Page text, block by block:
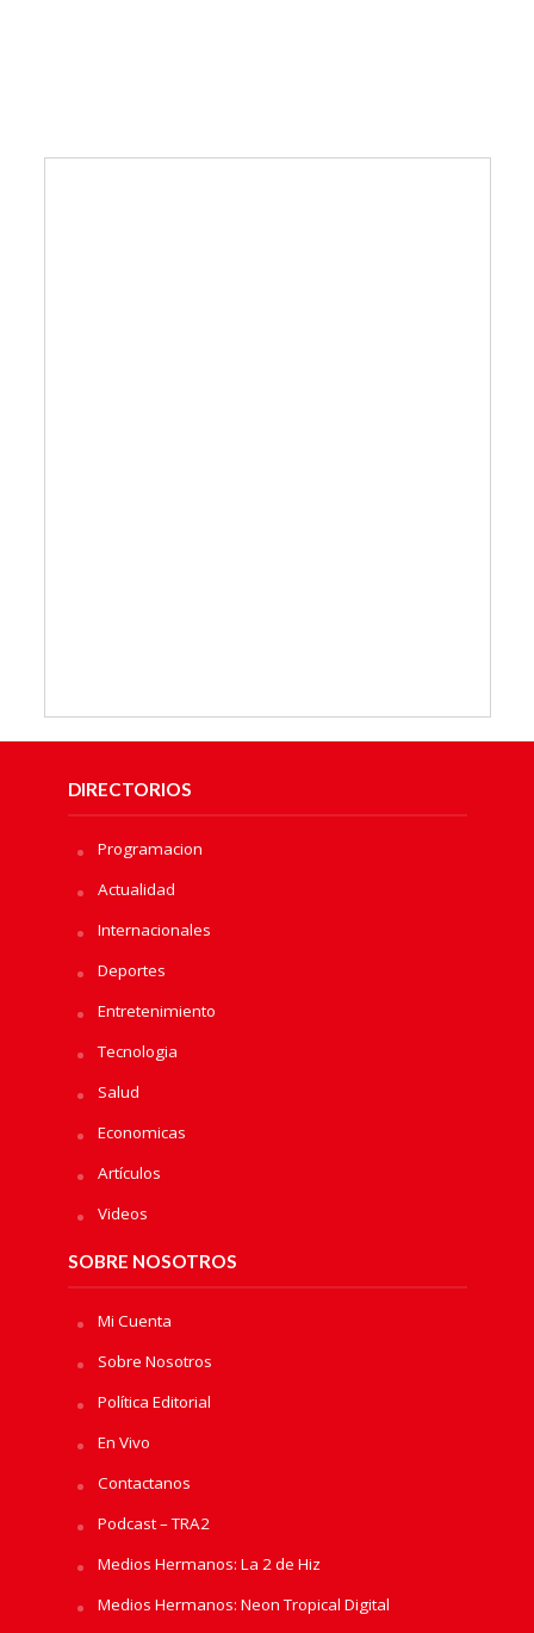
DIRECTORIOS
Programacion
Actualidad
Internacionales
Deportes
Entretenimiento
Tecnologia
Salud
Economicas
Artículos
Videos
SOBRE NOSOTROS
Mi Cuenta
Sobre Nosotros
Política Editorial
En Vivo
Contactanos
Podcast – TRA2
Medios Hermanos: La 2 de Hiz
Medios Hermanos: Neon Tropical Digital